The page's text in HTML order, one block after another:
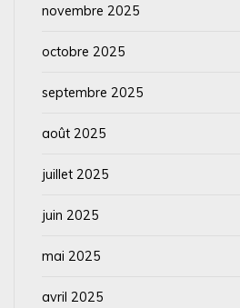
novembre 2025
octobre 2025
septembre 2025
août 2025
juillet 2025
juin 2025
mai 2025
avril 2025